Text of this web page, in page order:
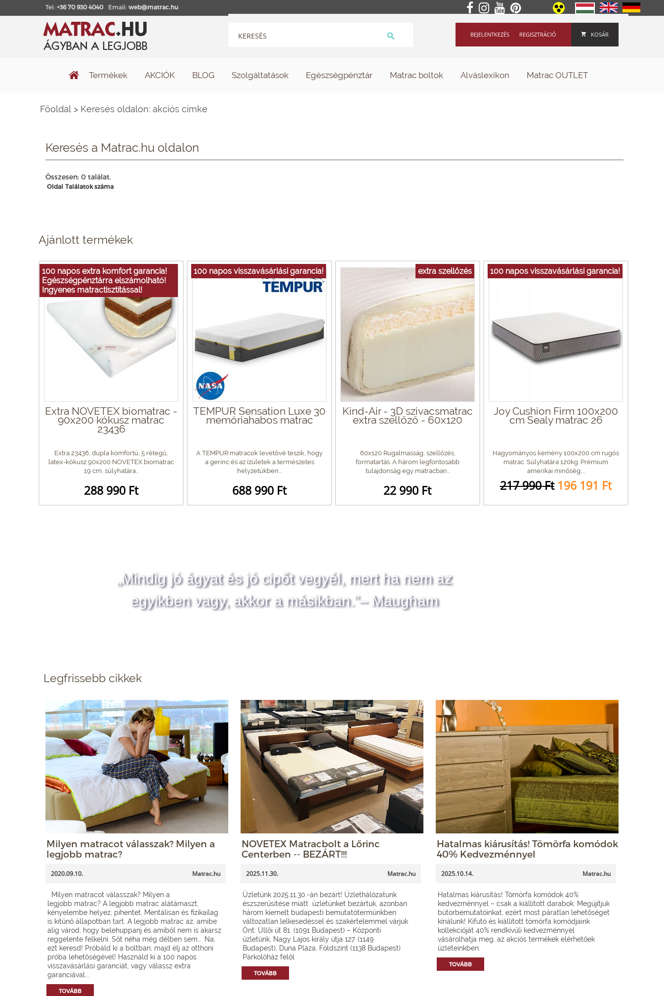
Tel: +36 70 930 4040 Email: web@matrac.hu
KOSÁR
REGISZTRÁCIÓ
BEJELENTKEZÉS
Termékek AKCIÓK BLOG Szolgáltatások Egészségpénztár Matrac boltok Alváslexikon Matrac OUTLET
Főoldal > Keresés oldalon: akciós címke
Keresés a Matrac.hu oldalon
Összesen: 0 találat.
Oldal Találatok száma
Ajánlott termékek
100 napos extra komfort garancia!
Egészségpénztárra elszámolható!
Ingyenes matractisztítással!
Extra NOVETEX biomatrac -
90x200 kókusz matrac
23436
Extra 23436, dupla komfortú, 5 rétegű,
latex-kókusz 90x200 NOVETEX biomatrac
19 cm, súlyhatára...
288 990 Ft
100 napos visszavásárlási garancia!
TEMPUR Sensation Luxe 30
memóriahabos matrac
A TEMPUR matracok levetővé teszik, hogy
a gerinc és az ízületek a természetes
helyzetükben...
688 990 Ft
extra szellőzés
Kind-Air - 3D szivacsmatrac
extra szellőző - 60x120
60x120 Rugalmasság, szellőzés,
formatartás. A három legfontosabb
tulajdonság egy matracban...
22 990 Ft
100 napos visszavásárlási garancia!
Joy Cushion Firm 100x200
cm Sealy matrac 26
Hagyományos kemény 100x200 cm rugós
matrac. Súlyhatára 120kg. Prémium
amerikai minőség,...
217 990 Ft 196 191 Ft
„Mindig jó ágyat és jó cipőt vegyél, mert ha nem az
egyikben vagy, akkor a másikban.”– Maugham
Legfrissebb cikkek
Milyen matracot válasszak? Milyen a
legjobb matrac?
2020.09.10. Matrac.hu
Milyen matracot válasszak? Milyen a
legjobb matrac? A legjobb matrac alátámaszt,
kényelembe helyez, pihentet. Mentálisan és fizikailag
is kitűnő állapotban tart. A legjobb matrac az, amibe
alig várod, hogy belehuppanj és amiből nem is akarsz
reggelente felkelni. Sőt néha még délben sem… Na,
ezt keresd! Próbáld ki a boltban, majd élj az otthoni
próba lehetőségével! Használd ki a 100 napos
visszavásárlási garanciát, vagy válassz extra
garanciával...
TOVÁBB
NOVETEX Matracbolt a Lőrinc
Centerben -- BEZÁRT!!!
2025.11.30. Matrac.hu
Üzletünk 2025.11.30.-án bezárt! Üzlethálózatunk
észszerűsítése miatt üzletünket bezártuk, azonban
három kiemelt budapesti bemutatótermünkben
változatlan lelkesedéssel és szakértelemmel várjuk
Önt: Üllői út 81. (1091 Budapest) – Központi
üzletünk, Nagy Lajos király útja 127. (1149
Budapest), Duna Pláza, Földszint (1138 Budapest)
Parkolóház felől
TOVÁBB
Hatalmas kiárusítás! Tömörfa komódok
40% Kedvezménnyel
2025.10.14. Matrac.hu
Hatalmas kiárusítás! Tömörfa komódok 40%
kedvezménnyel – csak a kiállított darabok. Megújítjuk
bútorbemutatóinkat, ezért most páratlan lehetőséget
kínálunk! Kifutó és kiállított tömörfa komódjaink
kollekcióját 40% rendkívüli kedvezménnyel
vásárolhatja meg, az akciós termékek elérhetőek
üzleteinkben.
TOVÁBB